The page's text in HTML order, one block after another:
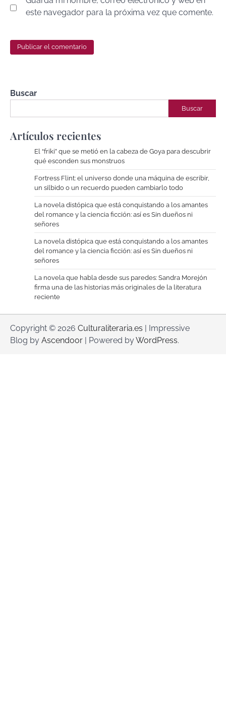
este navegador para la próxima vez que comente.
Buscar
Buscar
Artículos recientes
El “friki” que se metió en la cabeza de Goya para descubrir
qué esconden sus monstruos
Fortress Flint: el universo donde una máquina de escribir,
un silbido o un recuerdo pueden cambiarlo todo
La novela distópica que está conquistando a los amantes
del romance y la ciencia ficción: así es Sin dueños ni
señores
La novela distópica que está conquistando a los amantes
del romance y la ciencia ficción: así es Sin dueños ni
señores
La novela que habla desde sus paredes: Sandra Morejón
firma una de las historias más originales de la literatura
reciente
Copyright © 2026 Culturaliteraria.es | Impressive
Blog by Ascendoor | Powered byWordPress.